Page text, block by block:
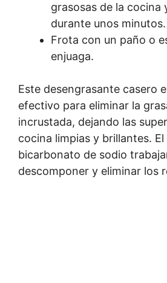
grasosas de la cocina
durante unos minutos.
Frota con un paño o
enjuaga.
Este desengrasante casero
efectivo para eliminar la
incrustada, dejando las
cocina limpias y brillantes.
bicarbonato de sodio
descomponer y eliminar los